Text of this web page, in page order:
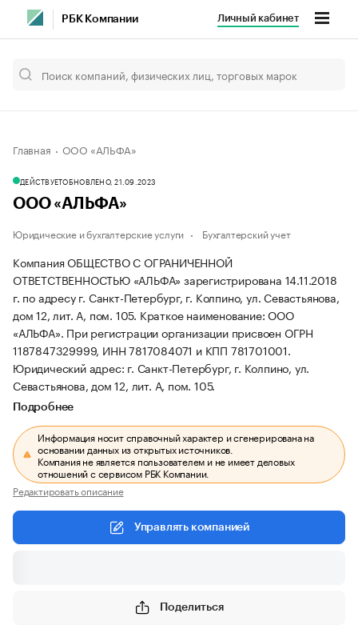
РБК Компании Личный кабинет
Главная ООО «АЛЬФА»
ДЕЙСТВУЕТОБНОВЛЕНО, 21.09.2023
ООО «АЛЬФА»
Юридические и бухгалтерские услуги Бухгалтерский учет
Компания ОБЩЕСТВО С ОГРАНИЧЕННОЙ
ОТВЕТСТВЕННОСТЬЮ «АЛЬФА» зарегистрирована 14.11.2018
г. по адресу г. Санкт-Петербург, г. Колпино, ул. Севастьянова,
дом 12, лит. А, пом. 105. Краткое наименование: ООО
«АЛЬФА». При регистрации организации присвоен ОГРН
1187847329999, ИНН 7817084071 и КПП 781701001.
Юридический адрес: г. Санкт-Петербург, г. Колпино, ул.
Севастьянова, дом 12, лит. А, пом. 105.
Подробнее
Информация носит справочный характер и сгенерирована на
основании данных из открытых источников.
Компания не является пользователем и не имеет деловых
отношений с сервисом РБК Компании.
Редактировать описание
Управлять компанией
Поделиться